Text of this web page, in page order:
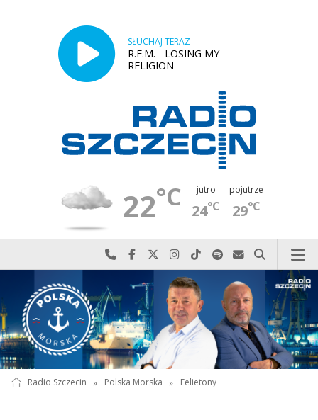
SŁUCHAJ TERAZ
R.E.M. - LOSING MY
RELIGION
22°C jutro
24°C
pojutrze
29°C
Najlepiej po prostu do nas zadzwoń
Odwiedź nas na Facebook-u
Odwiedź nas na X
Odwiedź nas na Instagram-ie
Odwiedź nas na TikTok-u
Szukaj nas na Spotify
Wyślij do nas
Szukaj
Radio Szczecin » Polska Morska » Felietony